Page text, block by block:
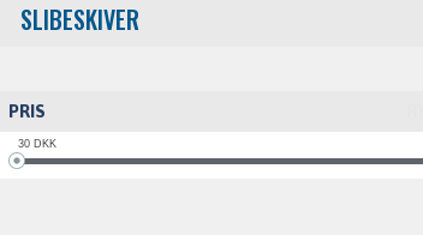
SLIBESKIVER
PRIS
30DKK